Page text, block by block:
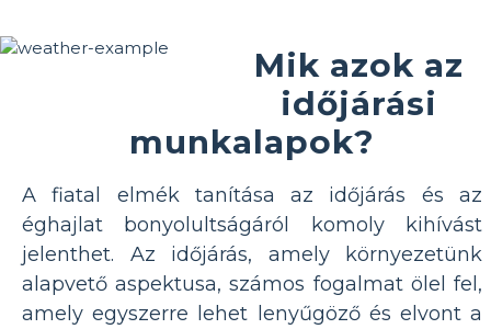
Mik azok az
időjárási
munkalapok?
A fiatal elmék tanítása az időjárás és az
éghajlat bonyolultságáról komoly kihívást
jelenthet. Az időjárás, amely környezetünk
alapvető aspektusa, számos fogalmat ölel fel,
amely egyszerre lehet lenyűgöző és elvont a